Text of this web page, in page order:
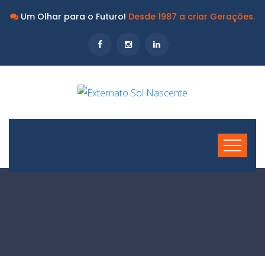
Um Olhar para o Futuro! Desde 1987 a criar Gerações.